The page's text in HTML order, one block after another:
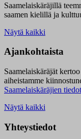
Saamelaiskäräjillä t
saamen kielillä ja
Näytä kaikki
Ajankohtaista
Saamelaiskäräjät
aiheistamme
Saamelaiskäräjien
Näytä kaikki
Yhteystiedot